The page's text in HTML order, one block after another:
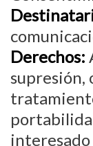
Derechos:
supresión,